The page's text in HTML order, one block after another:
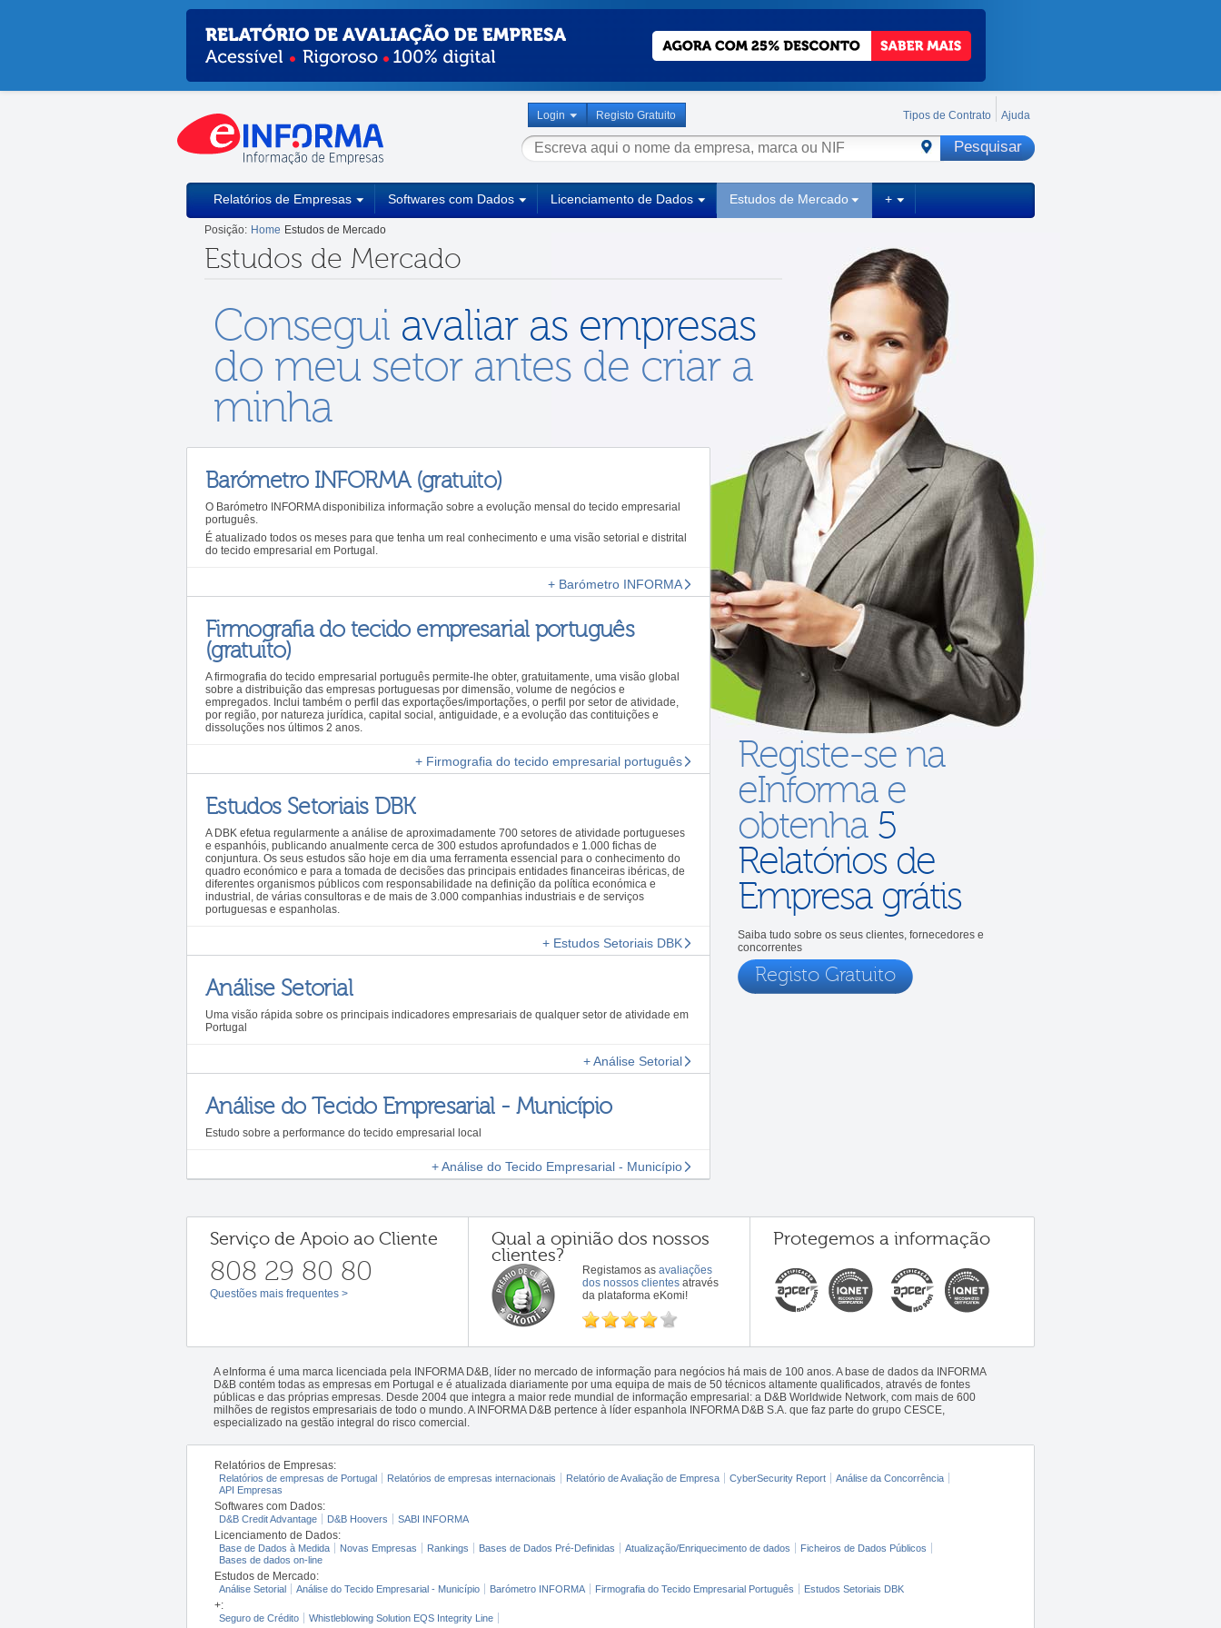
Login Registo Gratuito Tipos de Contrato Ajuda
Relatórios de Empresas Softwares com Dados Licenciamento de Dados Estudos de Mercado +
Posição: Home Estudos de Mercado
Estudos de Mercado
Consegui avaliar as empresas
do meu setor antes de criar a
minha
Barómetro INFORMA (gratuito)
O Barómetro INFORMA disponibiliza informação sobre a evolução mensal do tecido empresarial
português.
É atualizado todos os meses para que tenha um real conhecimento e uma visão setorial e distrital
do tecido empresarial em Portugal.
+ Barómetro INFORMA
Firmografia do tecido empresarial português
(gratuito)
A firmografia do tecido empresarial português permite-lhe obter, gratuitamente, uma visão global
sobre a distribuição das empresas portuguesas por dimensão, volume de negócios e
empregados. Inclui também o perfil das exportações/importações, o perfil por setor de atividade,
por região, por natureza jurídica, capital social, antiguidade, e a evolução das contituições e
dissoluções nos últimos 2 anos.
+ Firmografia do tecido empresarial português
Estudos Setoriais DBK
A DBK efetua regularmente a análise de aproximadamente 700 setores de atividade portugueses
e espanhóis, publicando anualmente cerca de 300 estudos aprofundados e 1.000 fichas de
conjuntura. Os seus estudos são hoje em dia uma ferramenta essencial para o conhecimento do
quadro económico e para a tomada de decisões das principais entidades financeiras ibéricas, de
diferentes organismos públicos com responsabilidade na definição da política económica e
industrial, de várias consultoras e de mais de 3.000 companhias industriais e de serviços
portuguesas e espanholas.
+ Estudos Setoriais DBK
Análise Setorial
Uma visão rápida sobre os principais indicadores empresariais de qualquer setor de atividade em
Portugal
+ Análise Setorial
Análise do Tecido Empresarial - Município
Estudo sobre a performance do tecido empresarial local
+ Análise do Tecido Empresarial - Município
Registe-se na
eInforma e
obtenha 5
Relatórios de
Empresa grátis
Saiba tudo sobre os seus clientes, fornecedores e
concorrentes
Registo Gratuito
Serviço de Apoio ao Cliente
808 29 80 80
Questões mais frequentes >
Qual a opinião dos nossos
clientes?
Registamos as avaliações
dos nossos clientes através
da plataforma eKomi!
Protegemos a informação
A eInforma é uma marca licenciada pela INFORMA D&B, líder no mercado de informação para negócios há mais de 100 anos. A base de dados da INFORMA
D&B contém todas as empresas em Portugal e é atualizada diariamente por uma equipa de mais de 50 técnicos altamente qualificados, através de fontes
públicas e das próprias empresas. Desde 2004 que integra a maior rede mundial de informação empresarial: a D&B Worldwide Network, com mais de 600
milhões de registos empresariais de todo o mundo. A INFORMA D&B pertence à líder espanhola INFORMA D&B S.A. que faz parte do grupo CESCE,
especializado na gestão integral do risco comercial.
Relatórios de Empresas:
Relatórios de empresas de Portugal Relatórios de empresas internacionais Relatório de Avaliação de Empresa CyberSecurity Report
Análise da Concorrência
API Empresas
Softwares com Dados:
D&B Credit Advantage D&B Hoovers SABI INFORMA
Licenciamento de Dados:
Base de Dados à Medida Novas Empresas Rankings Bases de Dados Pré-Definidas Atualização/Enriquecimento de dados
Ficheiros de Dados Públicos
Bases de dados on-line
Estudos de Mercado:
Análise Setorial Análise do Tecido Empresarial - Município Barómetro INFORMA Firmografia do Tecido Empresarial Português Estudos Setoriais DBK
+:
Seguro de Crédito Whistleblowing Solution EQS Integrity Line